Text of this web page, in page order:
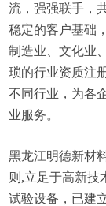
流，强强联手，
稳定的客户基础
制造业、文化业
琐的行业资质注
不同行业，为各
业服务。
黑龙江明德新材
则,立足于高新技
试验设备，已建